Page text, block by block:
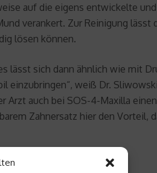
auf die eigens entwickelte
verankert. Zur Reinigung lässt
lösen können.
sich dann ähnlich wie mit
weiß Dr.
auch bei SOS-4-Maxilla
Zahnersatz hier den Vorteil,